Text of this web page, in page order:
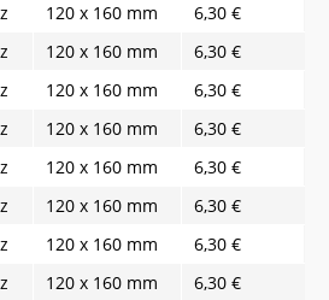
120 x 160 mm
6,30 €
120 x 160 mm
6,30 €
120 x 160 mm
6,30 €
120 x 160 mm
6,30 €
120 x 160 mm
6,30 €
120 x 160 mm
6,30 €
120 x 160 mm
6,30 €
120 x 160 mm
6,30 €